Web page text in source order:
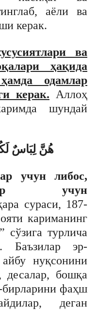
аёли ва
керак.
ва
ҳақида
одамлар
керак. Аллоҳ
шундай
учун либос,
учун
сураси, 187-
кариманинг
сўзига турлича
Баъзилар эр-
нуқсонини
десалар, бошқа
бирларини фаҳш
деган